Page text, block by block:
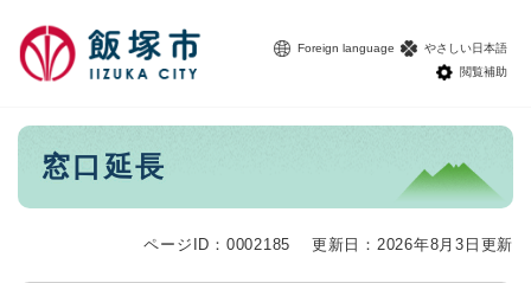
Foreign language
やさしい日本語
閲覧補助
本
窓口延長
ページID：0002185 更新日：2026年8月3日更新